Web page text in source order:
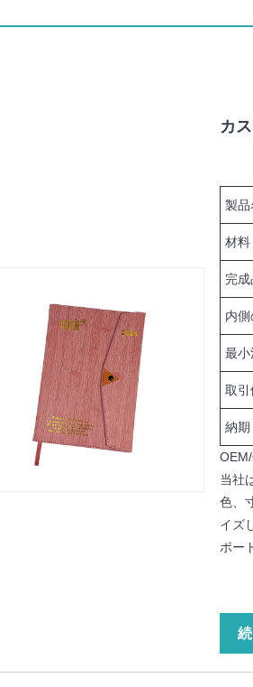
カ
製品
材料
完成
内
最小
取引
納期
当社
色、
イズ
ポー